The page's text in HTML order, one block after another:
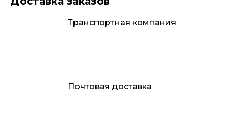
Транспортная компания
Почтовая доставка